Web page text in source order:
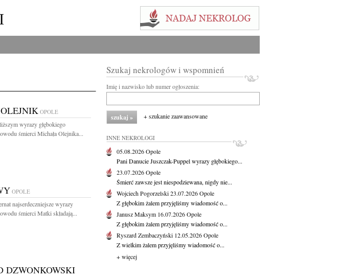
OPOLE
wyrazy głębokiego
śmierci Michała Olejnika...
OPOLE
najserdeczniejsze wyrazy
śmierci Matki składają...
DZWONKOWSKI
Szukaj nekrologów i wspomnień
Imię i nazwisko lub numer ogłoszenia:
+ szukanie zaawansowane
INNE NEKROLOGI
05.08.2026Opole
Pani Danucie Juszczak-Puppel wyrazy głębokiego...
23.07.2026Opole
Śmierć zawsze jest niespodziewana, nigdy nie...
Wojciech Pogorzelski23.07.2026Opole
Z głębokim żalem przyjęliśmy wiadomość o...
Janusz Maksym 16.07.2026Opole
Z głębokim żalem przyjęliśmy wiadomość o...
Ryszard Zembaczyński 12.05.2026Opole
Z wielkim żalem przyjęliśmy wiadomość o...
+ więcej